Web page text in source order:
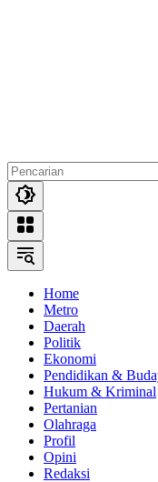
Home
Metro
Daerah
Politik
Ekonomi
Pendidikan &
Hukum & Kriminal
Pertanian
Olahraga
Profil
Opini
Redaksi